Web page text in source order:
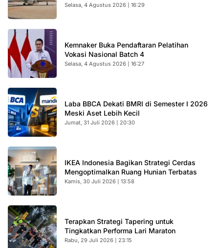
Selasa, 4 Agustus 2026 | 16:29
Kemnaker Buka Pendaftaran Pelatihan
Vokasi Nasional Batch 4
Selasa, 4 Agustus 2026 | 16:27
Laba BBCA Dekati BMRI di Semester I 2026
Meski Aset Lebih Kecil
Jumat, 31 Juli 2026 | 20:30
IKEA Indonesia Bagikan Strategi Cerdas
Mengoptimalkan Ruang Hunian Terbatas
Kamis, 30 Juli 2026 | 13:58
Terapkan Strategi Tapering untuk
Tingkatkan Performa Lari Maraton
Rabu, 29 Juli 2026 | 23:15